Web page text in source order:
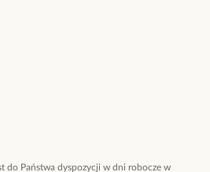
do Państwa dyspozycji w dni robocze w